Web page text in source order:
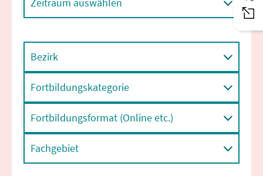
Bezirk
Fortbildungskategorie
Fortbildungsformat (Online etc.)
Fachgebiet